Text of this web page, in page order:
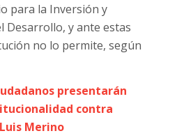
para la Inversión y
Desarrollo, y ante estas
no lo permite, según
presentarán
contra
Merino